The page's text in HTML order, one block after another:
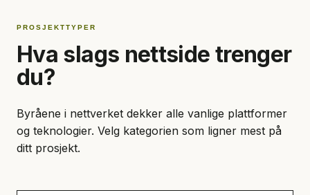
PROSJEKTTYPER
Hva slags nettside trenger
du?
Byråene i nettverket dekker alle vanlige plattformer
og teknologier. Velg kategorien som ligner mest på
ditt prosjekt.